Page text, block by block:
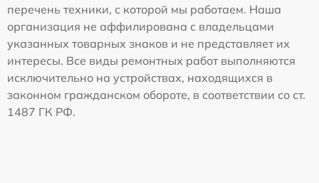
перечень техники, с которой мы работаем. Наша
организация не аффилирована с владельцами
указанных товарных знаков и не представляет их
интересы. Все виды ремонтных работ выполняются
исключительно на устройствах, находящихся в
законном гражданском обороте, в соответствии со ст.
1487 ГК РФ.